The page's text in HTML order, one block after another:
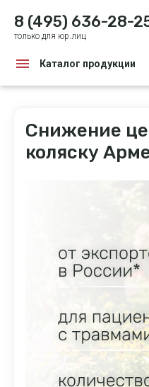
8 (495) 636-28-
только для юр.лиц
Каталог продукции
Снижение
коляску